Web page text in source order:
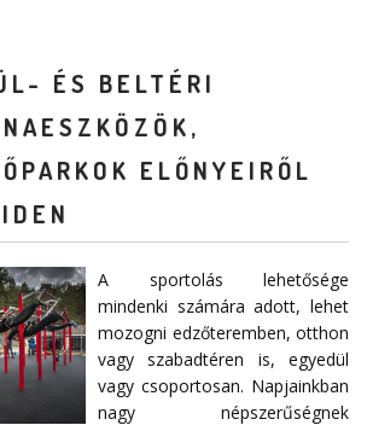
ÉS BELTÉRI
ELŐNYEIRŐL
A sportolás lehetősége
mindenki számára adott, lehet
mozogni edzőteremben, otthon
vagy szabadtéren is, egyedül
vagy csoportosan. Napjainkban
nagy népszerűségnek